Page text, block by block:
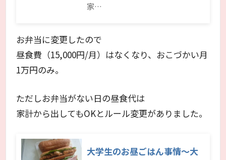
家…
お弁当に変更したので
昼食費（15,000円/月）はなくなり、おこづかい月
1万円のみ。
ただしお弁当がない日の昼食代は
家計から出してもOKとルール変更がありました。
大学生のお昼ごはん事情～大